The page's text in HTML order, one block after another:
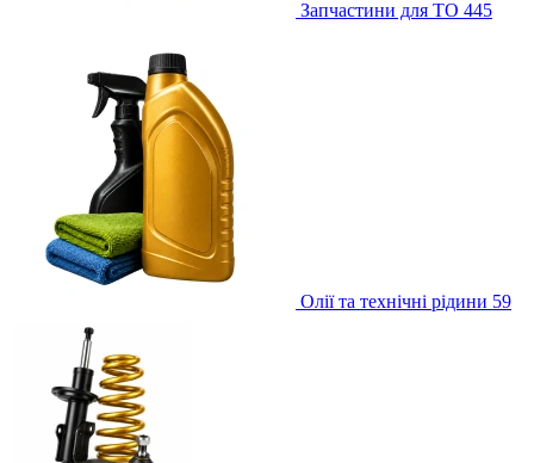
Запчастини для ТО 445
Олії та технічні рідини 59